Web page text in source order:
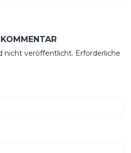
nicht veröffentlicht. Erforderliche